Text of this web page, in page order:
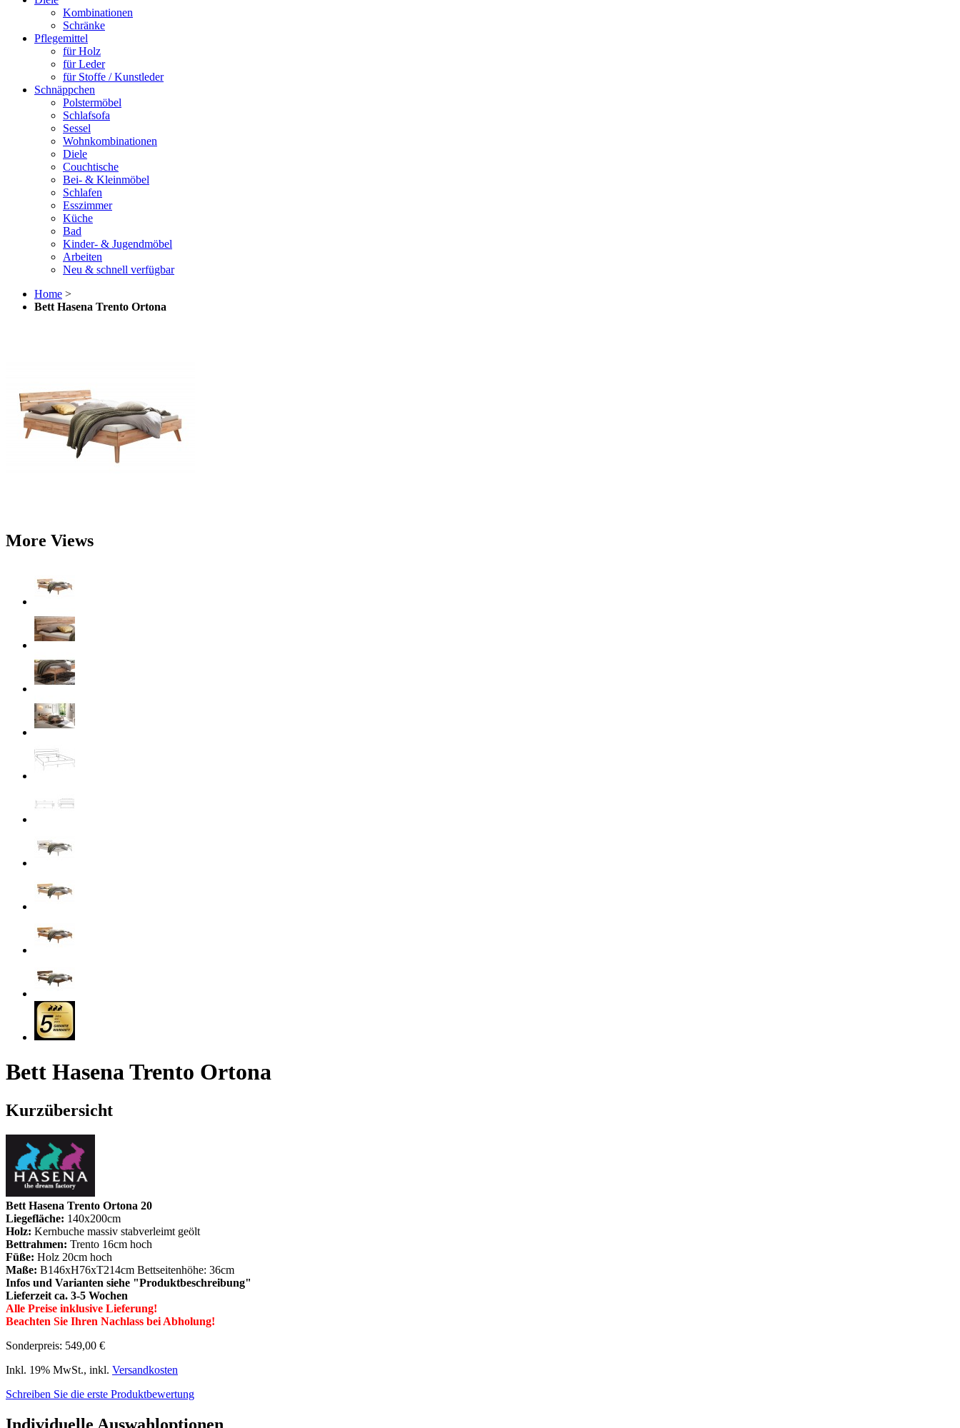
Kombinationen
Schränke
Pflegemittel
für Holz
für Leder
für Stoffe / Kunstleder
Schnäppchen
Polstermöbel
Schlafsofa
Sessel
Wohnkombinationen
Diele
Couchtische
Bei- & Kleinmöbel
Schlafen
Esszimmer
Küche
Bad
Kinder- & Jugendmöbel
Arbeiten
Neu & schnell verfügbar
Home >
Bett Hasena Trento Ortona
More Views
Bett Hasena Trento Ortona
Kurzübersicht
Bett Hasena Trento Ortona 20
Liegefläche: 140x200cm
Holz: Kernbuche massiv stabverleimt geölt
Bettrahmen: Trento 16cm hoch
Füße: Holz 20cm hoch
Maße: B146xH76xT214cm Bettseitenhöhe: 36cm
Infos und Varianten siehe "Produktbeschreibung"
Lieferzeit ca. 3-5 Wochen
Alle Preise inklusive Lieferung!
Beachten Sie Ihren Nachlass bei Abholung!
Sonderpreis: 549,00 €
Inkl. 19% MwSt., inkl. Versandkosten
Schreiben Sie die erste Produktbewertung
Individuelle Auswahloptionen